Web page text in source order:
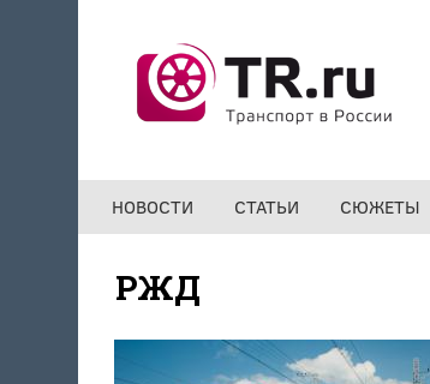
НОВОСТИ СТАТЬИ СЮЖЕТЫ
РЖД